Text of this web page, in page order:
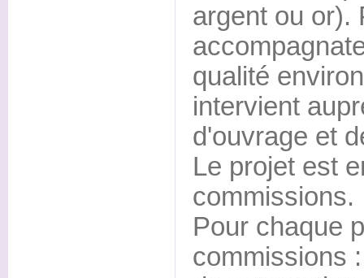
argent ou or).
qualité
intervient
d'ouvrage et
Le projet est
commissions.
Pour chaque
commissions